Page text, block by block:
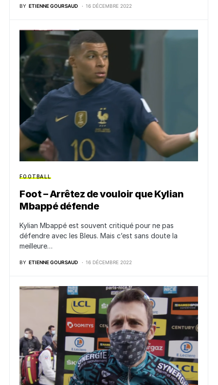
BY ETIENNE GOURSAUD 16 DÉCEMBRE 2022
FOOTBALL
Foot – Arrêtez de vouloir que Kylian
Mbappé défende
Kylian Mbappé est souvent critiqué pour ne pas
défendre avec les Bleus. Mais c’est sans doute la
meilleure…
BY ETIENNE GOURSAUD 16 DÉCEMBRE 2022